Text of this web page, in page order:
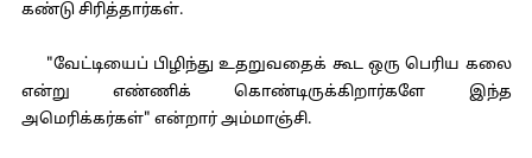
கண்டு சிரித்தார்கள்.
"வேட்டியைப் பிழிந்து உதறுவதைக் கூட ஒரு பெரிய கலை
என்று எண்ணிக் கொண்டிருக்கிறார்களே இந்த
அமெரிக்கர்கள்" என்றார் அம்மாஞ்சி.